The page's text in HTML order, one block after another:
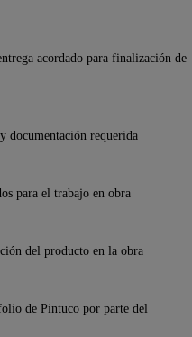
acordado para finalización de
documentación requerida
para el trabajo en obra
del producto en la obra
de Pintuco por parte del